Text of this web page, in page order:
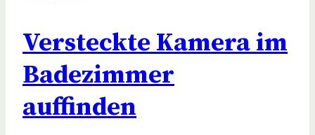
Versteckte Kamera im
Badezimmer
auffinden